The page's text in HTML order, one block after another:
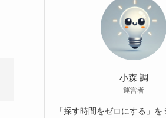
小森 調
運営者
「探す時間をゼロにする」を